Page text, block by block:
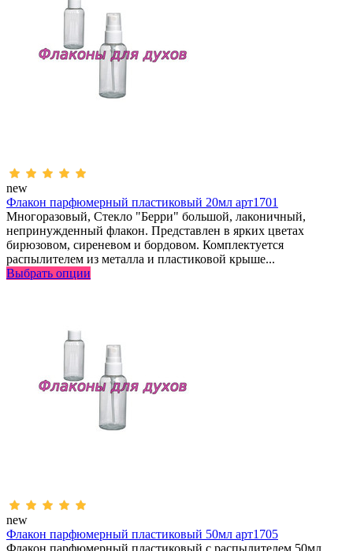
new
Флакон парфюмерный пластиковый 20мл арт1701
Многоразовый, Стекло "Берри" большой, лаконичный,
непринужденный флакон. Представлен в ярких цветах
бирюзовом, сиреневом и бордовом. Комплектуется
распылителем из металла и пластиковой крыше...
Выбрать опции
new
Флакон парфюмерный пластиковый 50мл арт1705
Флакон парфюмерный пластиковый с распылителем 50мл